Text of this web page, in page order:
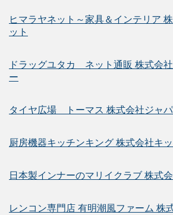
ヒマラヤネット～家具＆インテリア
ット
ドラッグユタカ ネット通販 株式会
ー
タイヤ広場 トーマス 株式会社ジャ
厨房機器キッチンキング 株式会社キ
日本製インナーのマリイクラブ 株式
レンコン専門店 有明潮風ファーム 株